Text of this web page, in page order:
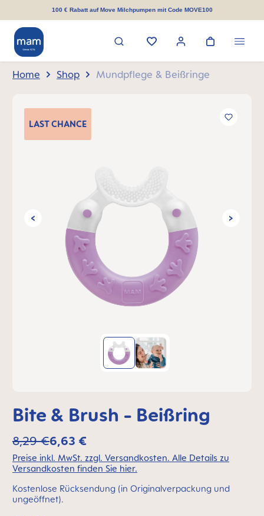
springen100 € Rabatt auf Move Milchpumpen mit Code MOVE100
Home Shop Mundpflege & Beißringe
LASTCHANCE
Bite & Brush - Beißring
6,63 €
8,29 €
Preise inkl. MwSt. zzgl. Versandkosten. Alle Details zu
Versandkosten finden Sie hier.
Kostenlose Rücksendung (in Originalverpackung und
ungeöffnet).